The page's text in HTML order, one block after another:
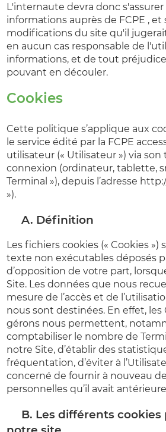
L'internaute devra donc
informations auprès de FCPE ,
modifications du site qu'il
en aucun cas responsable de
informations, et de tout
pouvant en découler.
Cookies
Cette politique s’applique aux
le service édité par la FCPE
utilisateur (« Utilisateur ») via
connexion (ordinateur, tablette,
Terminal »), depuis l’adresse
»).
A. Définition
Les fichiers cookies (« Cookies »)
texte non exécutables déposés
d’opposition de votre part,
Site. Les données que nous
mesure de l’accès et de
nous sont destinées. En effet,
gérons nous permettent,
comptabiliser le nombre de
notre Site, d’établir des
fréquentation, d’éviter à
concerné de fournir à nouveau
personnelles qu’il avait
B. Les différents cookies